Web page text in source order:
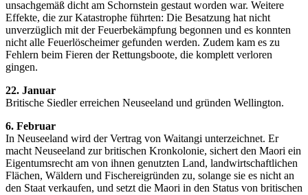
unsachgemäß dicht am Schornstein gestaut worden war. Weitere
Effekte, die zur Katastrophe führten: Die Besatzung hat nicht
unverzüglich mit der Feuerbekämpfung begonnen und es konnten
nicht alle Feuerlöscheimer gefunden werden. Zudem kam es zu
Fehlern beim Fieren der Rettungsboote, die komplett verloren
gingen.
22. Januar
Britische Siedler erreichen Neuseeland und gründen Wellington.
6. Februar
In Neuseeland wird der Vertrag von Waitangi unterzeichnet. Er
macht Neuseeland zur britischen Kronkolonie, sichert den Maori ein
Eigentumsrecht am von ihnen genutzten Land, landwirtschaftlichen
Flächen, Wäldern und Fischereigründen zu, solange sie es nicht an
den Staat verkaufen, und setzt die Maori in den Status von britischen